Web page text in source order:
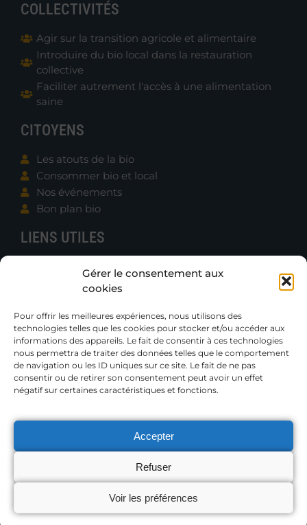
Gérer le consentement aux
cookies
Pour offrir les meilleures expériences, nous utilisons des
technologies telles que les cookies pour stocker et/ou accéder aux
informations des appareils. Le fait de consentir à ces technologies
nous permettra de traiter des données telles que le comportement
de navigation ou les ID uniques sur ce site. Le fait de ne pas
consentir ou de retirer son consentement peut avoir un effet
négatif sur certaines caractéristiques et fonctions.
Accepter
Refuser
Voir les préférences
COLLECTIVITÉS
Agir sur la transition agricole et alimentaire
Introduire du bio local dans la restauration
collective
Faciliter autrement l'accès à une alimentation
saine
CITOYENS
Les atouts de la bio
Consommer bio et local
Nos événements
Bon plan bio
LIENS UTILES
Contacter B.e.N.
Gazettes et Rapports
Publications techniques
Petites annonces
Adhérer
MENTIONS LÉGALES